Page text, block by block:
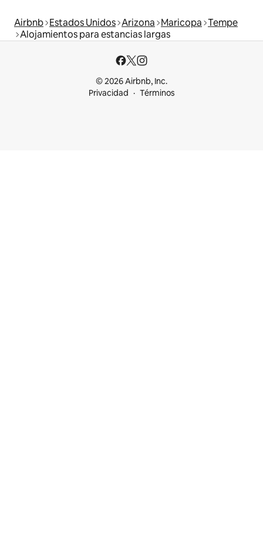
Airbnb Estados Unidos Arizona Maricopa Tempe
Alojamientos para estancias largas
© 2026 Airbnb, Inc.
Privacidad
Términos